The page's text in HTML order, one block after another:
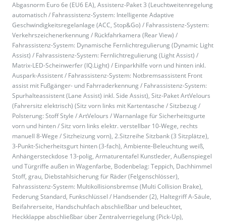
Abgasnorm Euro 6e (EU6 EA), Assistenz-Paket 3 (Leuchtweitenregelung
automatisch / Fahrassistenz-System: Intelligente Adaptive
Geschwindigkeitsregelanlage (ACC, Stop&Go) / Fahrassistenz-System:
Verkehrszeichenerkennung / Rückfahrkamera (Rear View) /
Fahrassistenz-System: Dynamische Fernlichtregulierung (Dynamic Light
Assist) / Fahrassistenz-System: Fernlichtregulierung (Light Assist) /
Matrix-LED-Scheinwerfer (IQ.Light) / Einparkhilfe vorn und hinten inkl.
Auspark-Assistent / Fahrassistenz-System: Notbremsassistent Front
assist mit Fußgänger- und Fahrraderkennung / Fahrassistenz-System:
Spurhalteassistent (Lane Assist) inkl. Side Assist), Sitz-Paket ArtVelours
(Fahrersitz elektrisch) (Sitz vorn links mit Kartentasche / Sitzbezug /
Polsterung: Stoff Style / ArtVelours / Warnanlage für Sicherheitsgurte
vorn und hinten / Sitz vorn links elektr. verstellbar 10-Wege, rechts
manuell 8-Wege / Sitzheizung vorn), 2.Sitzreihe Sitzbank (3 Sitzplätze),
3-Punkt-Sicherheitsgurt hinten (3-fach), Ambiente-Beleuchtung weiß,
Anhängersteckdose 13-polig, Armaturentafel Kunstleder, Außenspiegel
und Türgriffe außen in Wagenfarbe, Bodenbelag: Teppich, Dachhimmel
Stoff, grau, Diebstahlsicherung für Räder (Felgenschlösser),
Fahrassistenz-System: Multikollisionsbremse (Multi Collision Brake),
Federung Standard, Funkschlüssel / Handsender (2), Haltegriff A-Säule,
Beifahrerseite, Handschuhfach abschließbar und beleuchtet,
Heckklappe abschließbar über Zentralverriegelung (Pick-Up),